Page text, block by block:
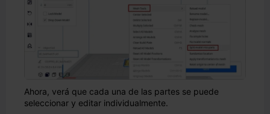
Ahora, verá que cada una de las partes se puede
seleccionar y editar individualmente.